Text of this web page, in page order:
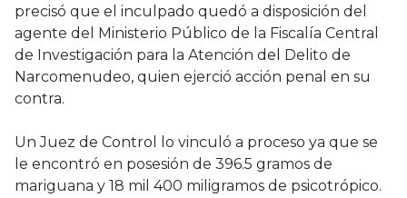
precisó que el inculpado quedó a disposición del
agente del Ministerio Público de la Fiscalía Central
de Investigación para la Atención del Delito de
Narcomenudeo, quien ejerció acción penal en su
contra.
Un Juez de Control lo vinculó a proceso ya que se
le encontró en posesión de 396.5 gramos de
mariguana y 18 mil 400 miligramos de psicotrópico.